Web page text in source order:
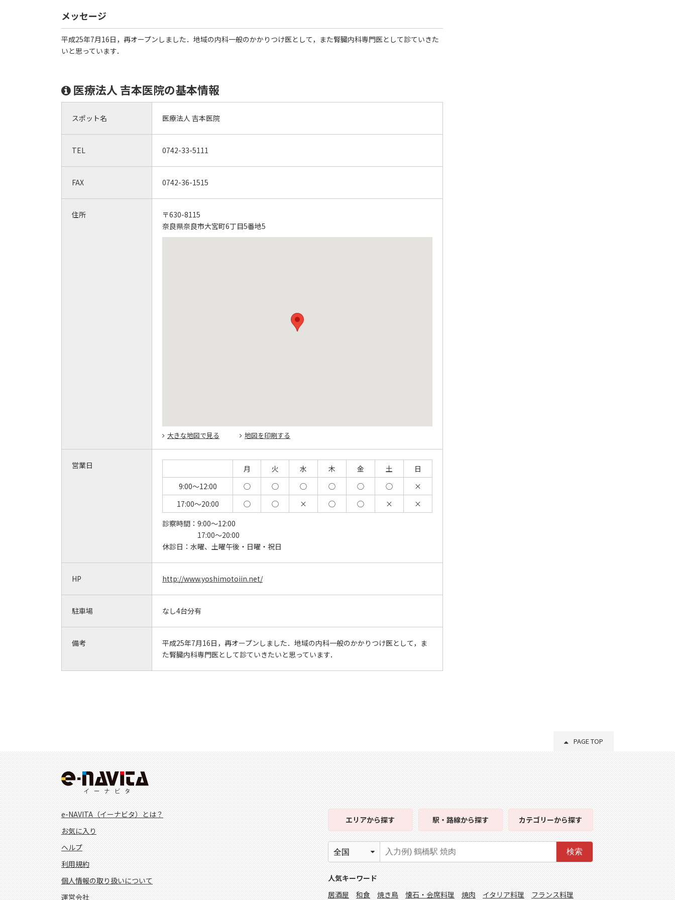
メッセージ
平成25年7月16日，再オープンしました．地域の内科一般のかかりつけ医として，また腎臓内科専門医として診ていきた
いと思っています．
医療法人 吉本医院の基本情報
スポット名 医療法人 吉本医院
TEL 0742-33-5111
FAX 0742-36-1515
住所
〒630-8115
奈良県奈良市大宮町6丁目5番地5
大きな地図で見る 地図を印刷する
営業日 月 火 水 木 金 土
日
9:00～12:00
◯ ◯ ◯ ◯ ◯ ◯
×
17:00～20:00
◯ ◯ × ◯ ◯ ×
×
診察時間： 9:00～12:00
17:00～20:00
休診日： 水曜、土曜午後・日曜・祝日
HP http://www.yoshimotoiin.net/
駐車場 なし4台分有
備考
平成25年7月16日，再オープンしました．地域の内科一般のかかりつけ医として，ま
た腎臓内科専門医として診ていきたいと思っています．
PAGE TOP
e-NAVITA（イーナビタ）とは？
お気に入り
ヘルプ
利用規約
個人情報の取り扱いについて
運営会社
エリアから探す 駅・路線から探す カテゴリーから探す
検索
人気キーワード
居酒屋
和食 焼き鳥 懐石・会席料理 焼肉 イタリア料理 フランス料理